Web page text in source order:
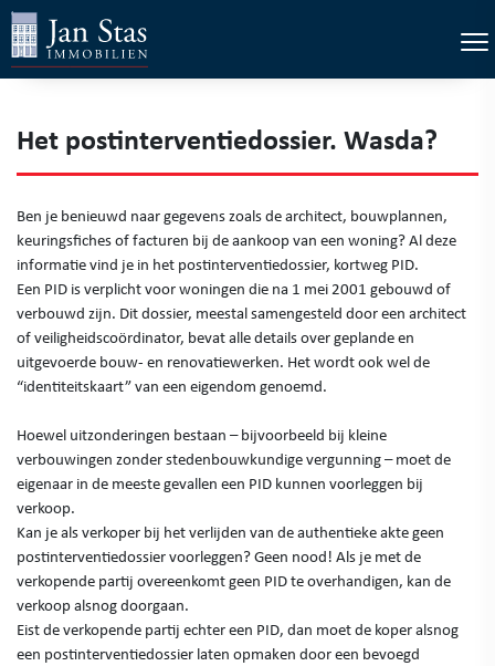
×
Het postinterventiedossier. Wasda?
Ben je benieuwd naar gegevens zoals de architect, bouwplannen,
keuringsfiches of facturen bij de aankoop van een woning? Al deze
informatie vind je in het postinterventiedossier, kortweg PID.
Een PID is verplicht voor woningen die na 1 mei 2001 gebouwd of
verbouwd zijn. Dit dossier, meestal samengesteld door een architect
of veiligheidscoördinator, bevat alle details over geplande en
uitgevoerde bouw- en renovatiewerken. Het wordt ook wel de
“identiteitskaart” van een eigendom genoemd.
Hoewel uitzonderingen bestaan – bijvoorbeeld bij kleine
verbouwingen zonder stedenbouwkundige vergunning – moet de
eigenaar in de meeste gevallen een PID kunnen voorleggen bij
verkoop.
Kan je als verkoper bij het verlijden van de authentieke akte geen
postinterventiedossier voorleggen? Geen nood! Als je met de
verkopende partij overeenkomt geen PID te overhandigen, kan de
verkoop alsnog doorgaan.
Eist de verkopende partij echter een PID, dan moet de koper alsnog
een postinterventiedossier laten opmaken door een bevoegd